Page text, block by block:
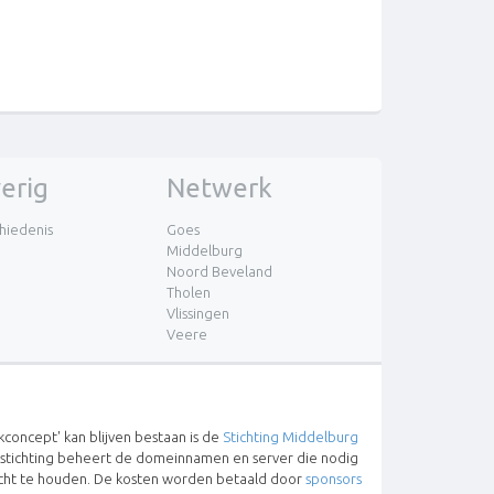
Netwerk
Goes
Middelburg
Noord Beveland
Tholen
Vlissingen
Veere
kan blijven bestaan is de Stichting Middelburg
beheert de domeinnamen en server die nodig
te houden. De kosten worden betaald door sponsors